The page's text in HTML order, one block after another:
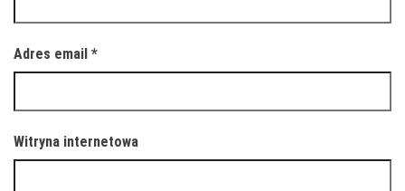
Adres email *
Witryna internetowa